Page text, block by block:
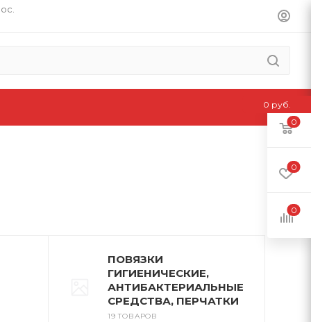
ПОВЯЗКИ
ГИГИЕНИЧЕСКИЕ,
АНТИБАКТЕРИАЛЬНЫЕ
СРЕДСТВА, ПЕРЧАТКИ
19 ТОВАРОВ
0
0
0
0 руб.